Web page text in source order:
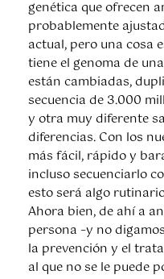
genética que ofrecen
probablemente
actual, pero una cosa
tiene el genoma de
están cambiadas,
secuencia de 3.000
y otra muy diferente
diferencias. Con los
más fácil, rápido y
incluso secuenciarlo
esto será algo
Ahora bien, de ahí a
persona –y no
la prevención y el
al que no se le puede